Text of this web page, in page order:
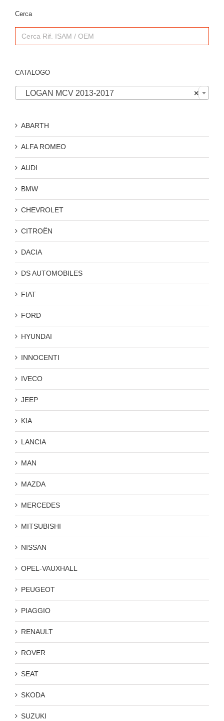
Cerca
Search
for:
CATALOGO
×
LOGAN MCV 2013-2017
ABARTH
ALFA ROMEO
AUDI
BMW
CHEVROLET
CITROËN
DACIA
DS AUTOMOBILES
FIAT
FORD
HYUNDAI
INNOCENTI
IVECO
JEEP
KIA
LANCIA
MAN
MAZDA
MERCEDES
MITSUBISHI
NISSAN
OPEL-VAUXHALL
PEUGEOT
PIAGGIO
RENAULT
ROVER
SEAT
SKODA
SUZUKI